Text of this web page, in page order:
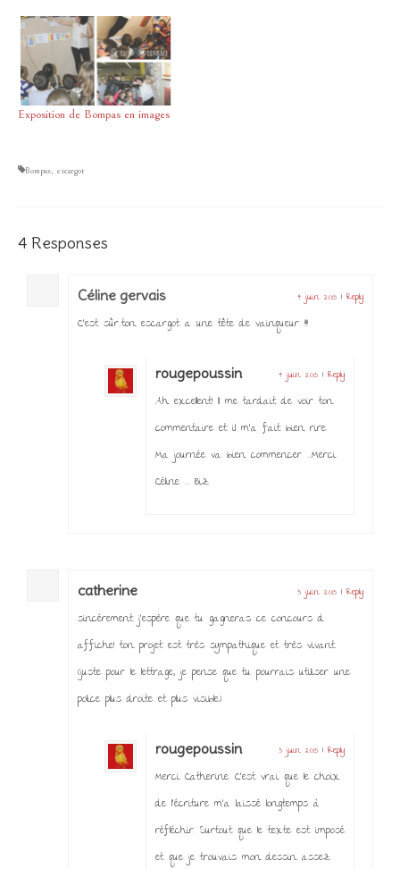
Exposition de Bompas en images
Bompas, escargot
4 Responses
Céline gervais 4 juin 2015 | Reply
C’est sûr…ton escargot a une tête de vainqueur !!!!
rougepoussin 4 juin 2015 | Reply
Ah excellent! Il me tardait de voir ton
commentaire et il m’a fait bien rire.
Ma journée va bien commencer …..Merci
Céline ….. Biz
catherine 3 juin 2015 | Reply
sincérement j’espère que tu gagneras ce concours d
affiche! ton projet est très sympathique et très vivant.
(juste pour le lettrage, je pense que tu pourrais utiliser une
police plus droite et plus visible)
rougepoussin 3 juin 2015 | Reply
Merci Catherine. C’est vrai que le choix
de l’écriture m’a laissé longtemps à
réfléchir. Surtout que le texte est imposé
et que je trouvais mon dessin assez